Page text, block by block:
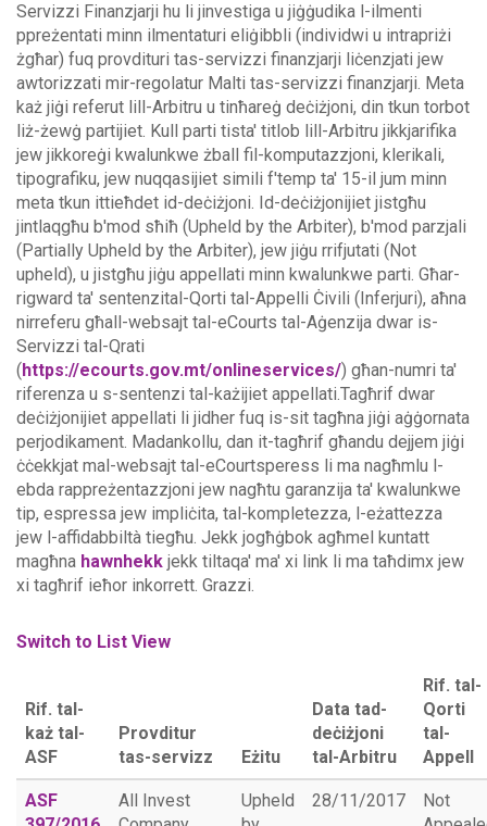
Servizzi Finanzjarji hu li jinvestiga u jiġġudika l-ilmenti
ppreżentati minn ilmentaturi eliġibbli (individwi u intrapriżi
żgħar) fuq provdituri tas-servizzi finanzjarji liċenzjati jew
awtorizzati mir-regolatur Malti tas-servizzi finanzjarji. Meta
każ jiġi referut lill-Arbitru u tinħareġ deċiżjoni, din tkun torbot
liż-żewġ partijiet. Kull parti tista' titlob lill-Arbitru jikkjarifika
jew jikkoreġi kwalunkwe żball fil-komputazzjoni, klerikali,
tipografiku, jew nuqqasijiet simili f'temp ta' 15-il jum minn
meta tkun ittieħdet id-deċiżjoni. Id-deċiżjonijiet jistgħu
jintlaqgħu b'mod sħiħ (Upheld by the Arbiter), b'mod parzjali
(Partially Upheld by the Arbiter), jew jiġu rrifjutati (Not
upheld), u jistgħu jiġu appellati minn kwalunkwe parti. Għar-
rigward ta' sentenzital-Qorti tal-Appelli Ċivili (Inferjuri), aħna
nirreferu għall-websajt tal-eCourts tal-Aġenzija dwar is-
Servizzi tal-Qrati
(https://ecourts.gov.mt/onlineservices/) għan-numri ta'
riferenza u s-sentenzi tal-każijiet appellati.Tagħrif dwar
deċiżjonijiet appellati li jidher fuq is-sit tagħna jiġi aġġornata
perjodikament. Madankollu, dan it-tagħrif għandu dejjem jiġi
ċċekkjat mal-websajt tal-eCourtsperess li ma nagħmlu l-
ebda rappreżentazzjoni jew nagħtu garanzija ta' kwalunkwe
tip, espressa jew impliċita, tal-kompletezza, l-eżattezza
jew l-affidabbiltà tiegħu. Jekk jogħġbok agħmel kuntatt
magħna hawnhekk jekk tiltaqa' ma' xi link li ma taħdimx jew
xi tagħrif ieħor inkorrett. Grazzi.
Switch to List View
Rif. tal-
każ tal-
ASF
Provditur
tas-servizz
Eżitu
Data tad-
deċiżjoni
tal-Arbitru
Rif. tal-
Qorti
tal-
Appell
ASF
All Invest
Upheld
28/11/2017
Not